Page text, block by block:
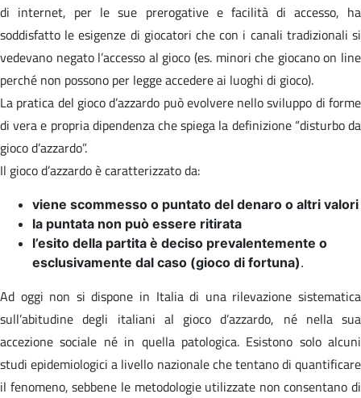
di internet, per le sue prerogative e facilità di accesso, ha
soddisfatto le esigenze di giocatori che con i canali tradizionali si
vedevano negato l’accesso al gioco (es. minori che giocano on line
perché non possono per legge accedere ai luoghi di gioco).
La pratica del gioco d’azzardo può evolvere nello sviluppo di forme
di vera e propria dipendenza che spiega la definizione “disturbo da
gioco d’azzardo”.
Il gioco d’azzardo è caratterizzato da:
viene scommesso o puntato del denaro o altri valori
la puntata non può essere ritirata
l’esito della partita è deciso prevalentemente o
esclusivamente dal caso (gioco di fortuna).
Ad oggi non si dispone in Italia di una rilevazione sistematica
sull’abitudine degli italiani al gioco d’azzardo, né nella sua
accezione sociale né in quella patologica. Esistono solo alcuni
studi epidemiologici a livello nazionale che tentano di quantificare
il fenomeno, sebbene le metodologie utilizzate non consentano di